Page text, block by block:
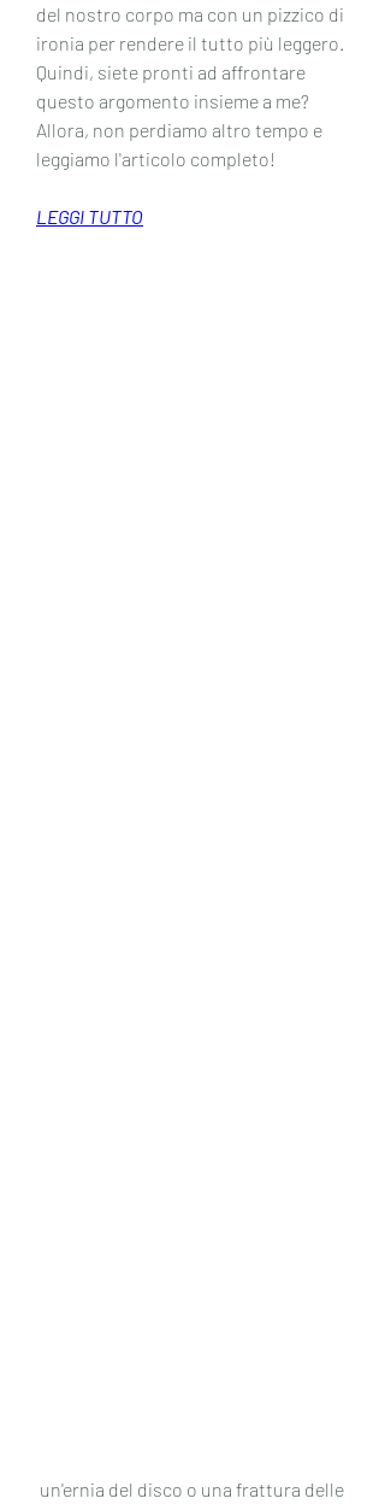
del nostro corpo ma con un pizzico di
ironia per rendere il tutto più leggero.
Quindi, siete pronti ad affrontare
questo argomento insieme a me?
Allora, non perdiamo altro tempo e
leggiamo l'articolo completo!
LEGGI TUTTO